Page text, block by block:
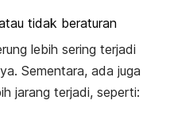
tidak beraturan
lebih sering terjadi
Sementara, ada juga
jarang terjadi, seperti: